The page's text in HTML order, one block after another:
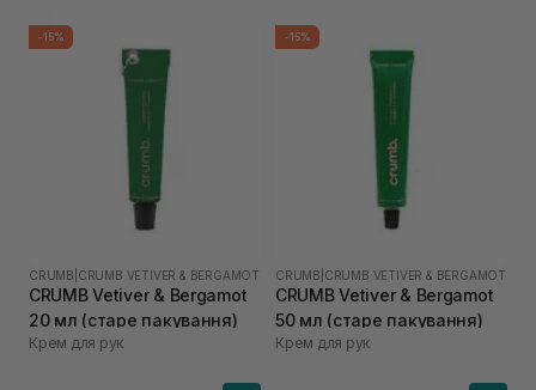
-15%
CRUMB CRUMB VETIVER & BERGAMOT
CRUMB Vetiver & Bergamot
20 мл (старе пакування)
Крем для рук
-15%
CRUMB CRUMB VETIVER & BERGAMOT
CRUMB Vetiver & Bergamot
50 мл (старе пакування)
Крем для рук